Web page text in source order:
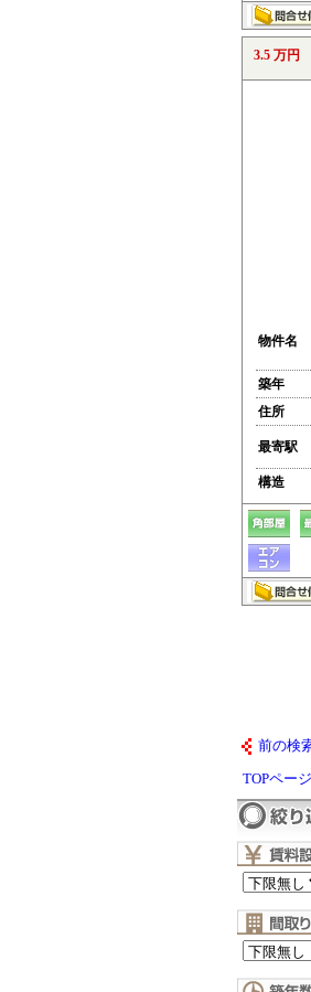
3.5 万円
物件名
築年
住所
最寄駅
構造
前の検
TOPページ